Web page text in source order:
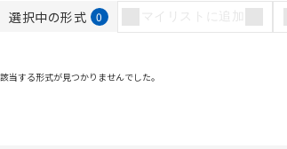
選択中の形式 0 マイリストに追加
該当する形式が見つかりませんでした。